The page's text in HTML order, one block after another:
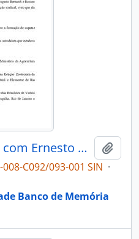
Síntese da entrevista com Ernesto Augusto Bernardi
008-C092/093-001 SIN ·
Banco de Memória